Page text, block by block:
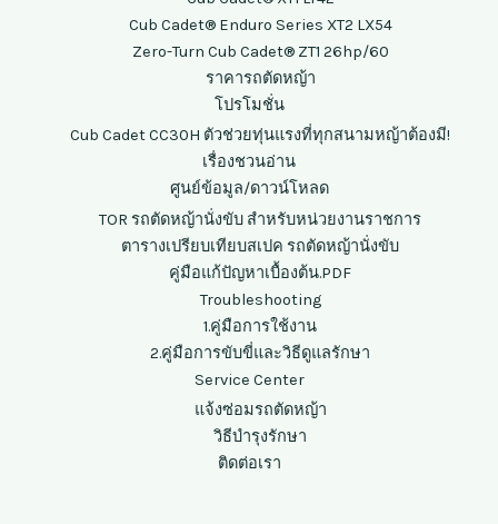
Cub Cadet® Enduro Series XT2 LX54
Zero-Turn Cub Cadet® ZT1 26hp/60
ราคารถตัดหญ้า
โปรโมชั่น
Cub Cadet CC30H ตัวช่วยทุ่นแรงที่ทุกสนามหญ้าต้องมี!
เรื่องชวนอ่าน
ศูนย์ข้อมูล/ดาวน์โหลด
TOR รถตัดหญ้านั่งขับ สำหรับหน่วยงานราชการ
ตารางเปรียบเทียบสเปค รถตัดหญ้านั่งขับ
คู่มือแก้ปัญหาเบื้องต้น.PDF
Troubleshooting
1.คู่มือการใช้งาน
2.คู่มือการขับขี่และวิธีดูแลรักษา
Service Center
แจ้งซ่อมรถตัดหญ้า
วิธีบำรุงรักษา
ติดต่อเรา